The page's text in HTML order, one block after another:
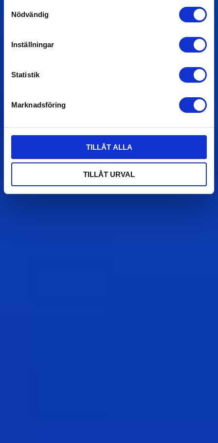
Nödvändig
Inställningar
Statistik
Marknadsföring
TILLÅT ALLA
TILLÅT URVAL